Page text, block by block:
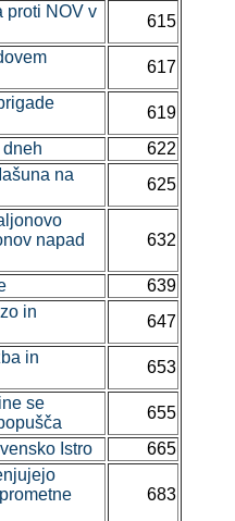
NOV v
615
617
619
622
na
625
napad
632
639
in
647
in
653
se
655
Istro
665
683